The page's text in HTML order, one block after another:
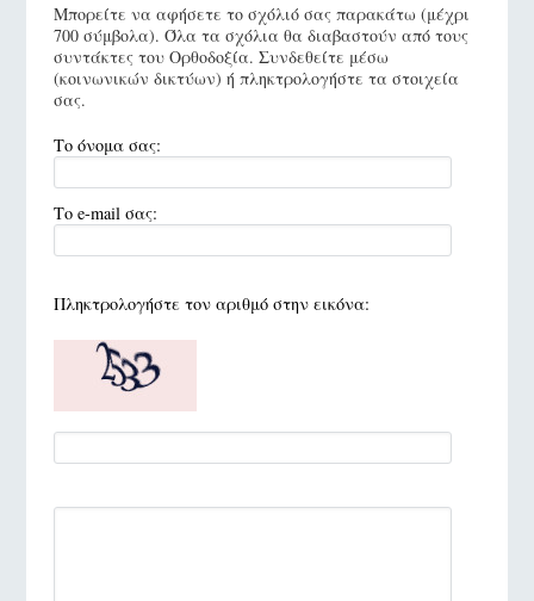
Μπορείτε να αφήσετε το σχόλιό σας παρακάτω (μέχρι
700 σύμβολα). Όλα τα σχόλια θα διαβαστούν από τους
συντάκτες του Ορθοδοξία. Συνδεθείτε μέσω
(κοινωνικών δικτύων) ή πληκτρολογήστε τα στοιχεία
σας.
Το όνομα σας:
Το e-mail σας:
Πληκτρολογήστε τον αριθμό στην εικόνα: